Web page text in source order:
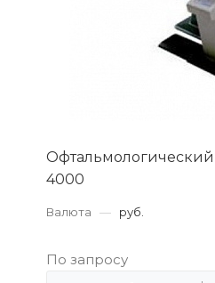
4000
Валюта — руб.
По запросу